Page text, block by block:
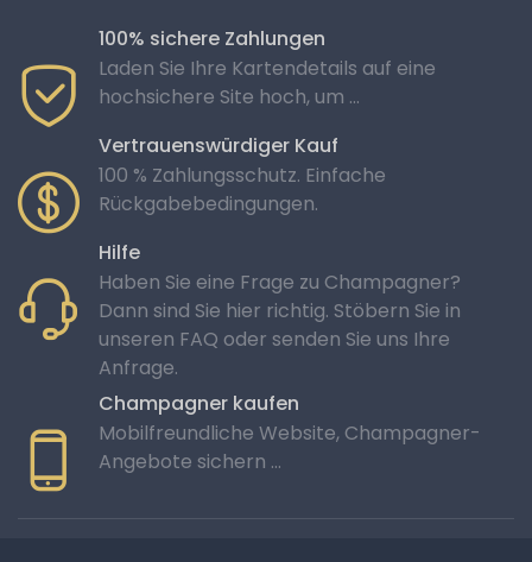
100% sichere Zahlungen
Laden Sie Ihre Kartendetails auf eine
hochsichere Site hoch, um ...
Vertrauenswürdiger Kauf
100 % Zahlungsschutz. Einfache
Rückgabebedingungen.
Hilfe
Haben Sie eine Frage zu Champagner?
Dann sind Sie hier richtig. Stöbern Sie in
unseren FAQ oder senden Sie uns Ihre
Anfrage.
Champagner kaufen
Mobilfreundliche Website, Champagner-
Angebote sichern …